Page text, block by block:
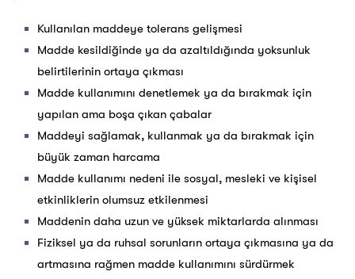
Kullanılan maddeye tolerans gelişmesi
Madde kesildiğinde ya da azaltıldığında yoksunluk
belirtilerinin ortaya çıkması
Madde kullanımını denetlemek ya da bırakmak için
yapılan ama boşa çıkan çabalar
Maddeyi sağlamak, kullanmak ya da bırakmak için
büyük zaman harcama
Madde kullanımı nedeni ile sosyal, mesleki ve kişisel
etkinliklerin olumsuz etkilenmesi
Maddenin daha uzun ve yüksek miktarlarda alınması
Fiziksel ya da ruhsal sorunların ortaya çıkmasına ya da
artmasına rağmen madde kullanımını sürdürmek